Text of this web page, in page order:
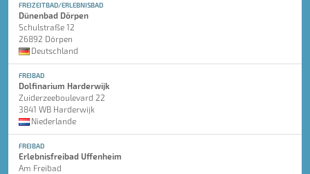
FREIZEITBAD/ERLEBNISBAD
Dünenbad Dörpen
Schulstraße 12
26892 Dörpen
Deutschland
FREIBAD
Dolfinarium Harderwijk
Zuiderzeeboulevard 22
3841 WB Harderwijk
Niederlande
FREIBAD
Erlebnisfreibad Uffenheim
Am Freibad